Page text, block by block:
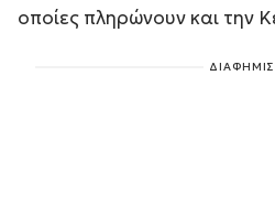
οποίες πληρώνουν και την